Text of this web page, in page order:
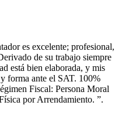
es excelente; profesional,
de su trabajo siempre
está bien elaborada, y mis
forma ante el SAT. 100%
Fiscal: Persona Moral
por Arrendamiento. ”.